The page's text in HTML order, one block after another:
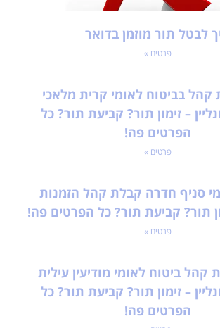
לבטל תור מוזמן בדואר
פרטים »
קהל בביטוח לאומי קרית מלאכי
– זימון תור? קביעת תור? כל
הפרטים פה!
פרטים »
סניף חדרה קבלת קהל הזמנות
תור? קביעת תור? כל הפרטים פה!
פרטים »
ביטוח לאומי מודיעין עילית
– זימון תור? קביעת תור? כל
הפרטים פה!